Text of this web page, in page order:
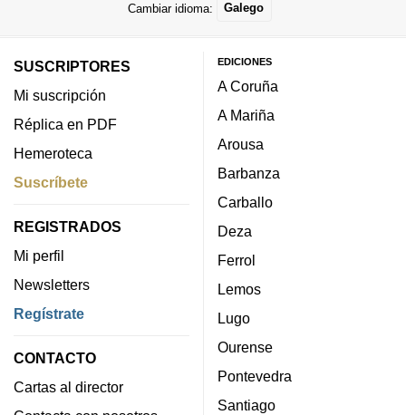
Cambiar idioma: Galego
SUSCRIPTORES
Mi suscripción
Réplica en PDF
Hemeroteca
Suscríbete
REGISTRADOS
Mi perfil
Newsletters
Regístrate
CONTACTO
Cartas al director
EDICIONES
A Coruña
A Mariña
Arousa
Barbanza
Carballo
Deza
Ferrol
Lemos
Lugo
Ourense
Pontevedra
Santiago